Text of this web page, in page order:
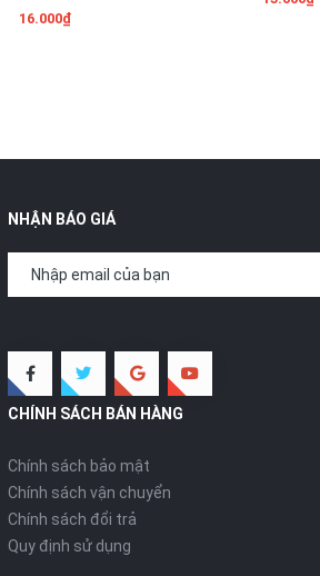
16.000₫
NHẬN BÁO GIÁ
CHÍNH SÁCH BÁN HÀNG
Chính sách bảo mật
Chính sách vận chuyển
Chính sách đổi trả
Quy định sử dụng